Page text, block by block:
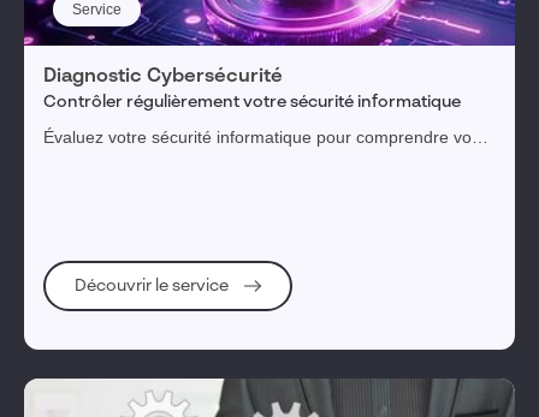
Service
Diagnostic Cybersécurité
Contrôler régulièrement votre sécurité informatique
Évaluez votre sécurité informatique pour comprendre vos
Découvrir le service